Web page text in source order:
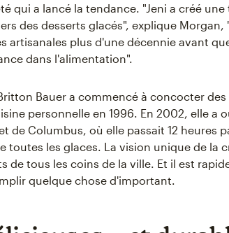
qui a lancé la tendance. "Jeni a créé
des desserts glacés", explique
artisanales plus d'une décennie avant
dans l'alimentation".
Bauer a commencé à concocter
personnelle en 1996. En 2002, elle a
de Columbus, où elle passait 12 heures
toutes les glaces. La vision unique de la
de tous les coins de la ville. Et il est
quelque chose d'important.